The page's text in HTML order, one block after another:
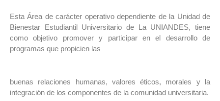
Esta Área de carácter operativo dependiente de la Unidad de
Bienestar Estudiantil Universitario de La UNIANDES, tiene
como objetivo promover y participar en el desarrollo de
programas que propicien las
buenas relaciones humanas, valores éticos, morales y la
integración de los componentes de la comunidad universitaria.